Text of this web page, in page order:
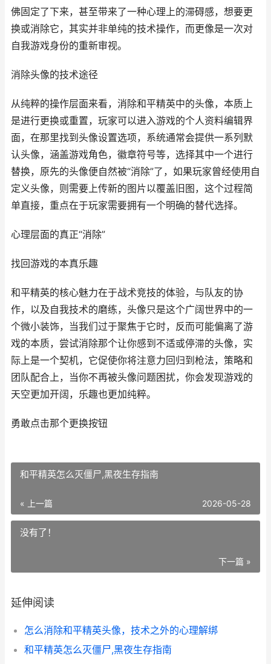
佛固定了下来，甚至带来了一种心理上的滞碍感，想要更
换或消除它，其实并非单纯的技术操作，而更像是一次对
自我游戏身份的重新审视。
消除头像的技术途径
从纯粹的操作层面来看，消除和平精英中的头像，本质上
是进行更换或重置，玩家可以进入游戏的个人资料编辑界
面，在那里找到头像设置选项，系统通常会提供一系列默
认头像，涵盖游戏角色，徽章符号等，选择其中一个进行
替换，原先的头像便自然被“消除”了，如果玩家曾经使用自
定义头像，则需要上传新的图片以覆盖旧图，这个过程简
单直接，重点在于玩家需要拥有一个明确的替代选择。
心理层面的真正“消除”
找回游戏的本真乐趣
和平精英的核心魅力在于战术竞技的体验，与队友的协
作，以及自我技术的磨练，头像只是这个广阔世界中的一
个微小装饰，当我们过于聚焦于它时，反而可能偏离了游
戏的本质，尝试消除那个让你感到不适或停滞的头像，实
际上是一个契机，它促使你将注意力回归到枪法，策略和
团队配合上，当你不再被头像问题困扰，你会发现游戏的
天空更加开阔，乐趣也更加纯粹。
勇敢点击那个更换按钮
和平精英怎么灭僵尸,黑夜生存指南
« 上一篇 2026-05-28
没有了！
下一篇 »
延伸阅读
怎么消除和平精英头像，技术之外的心理解绑
和平精英怎么灭僵尸,黑夜生存指南